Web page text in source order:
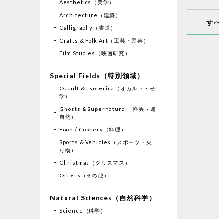
す
Aesthetics（美学）
Architecture（建築）
Calligraphy（書道）
Crafts & Folk Art（工芸・民芸）
Film Studies（映画研究）
Special Fields（特別領域）
Occult & Esoterica（オカルト・秘
学）
Ghosts & Supernatural（怪異・超
自然）
Food / Cookery（料理）
Sports & Vehicles（スポーツ・乗
り物）
Christmas（クリスマス）
Others（その他）
Natural Sciences（自然科学）
Science（科学）